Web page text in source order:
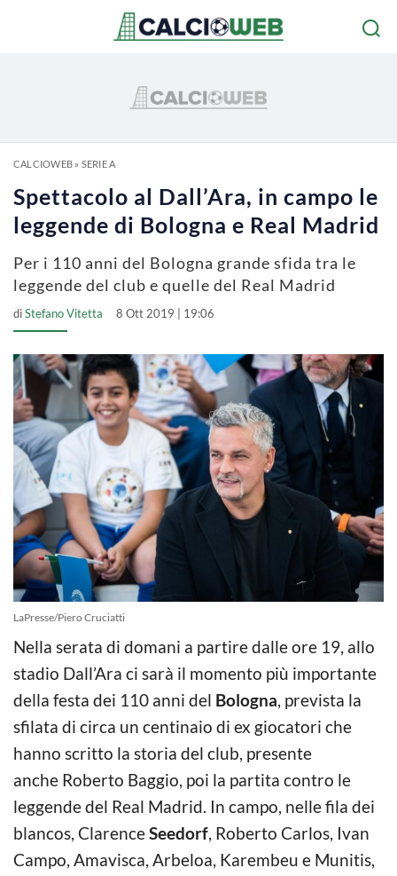
CALCIOWEB» SERIE A
Spettacolo al Dall’Ara, in campo le
leggende di Bologna e Real Madrid
Per i 110 anni del Bologna grande sfida tra le
leggende del club e quelle del Real Madrid
diStefano Vitetta 8 Ott 2019 | 19:06
LaPresse/Piero Cruciatti
Nella serata di domani a partire dalle ore 19, allo
stadio Dall’Ara ci sarà il momento più importante
della festa dei 110 anni del Bologna, prevista la
sfilata di circa un centinaio di ex giocatori che
hanno scritto la storia del club, presente
anche Roberto Baggio, poi la partita contro le
leggende del Real Madrid. In campo, nelle fila dei
blancos, ClarenceSeedorf, Roberto Carlos, Ivan
Campo, Amavisca, Arbeloa, Karembeu e Munitis,